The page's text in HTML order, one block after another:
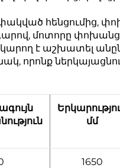
հենցումից,
մոտորը
է աշխատել
որոնք
մմ
1650